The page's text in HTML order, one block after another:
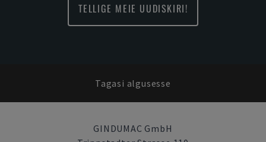
TELLIGE MEIE UUDISKIRI!
Tagasi algusesse
GINDUMAC GmbH